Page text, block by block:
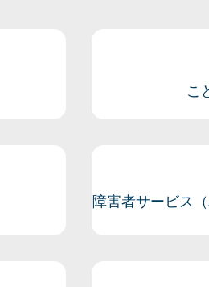
こ
障害者サービス